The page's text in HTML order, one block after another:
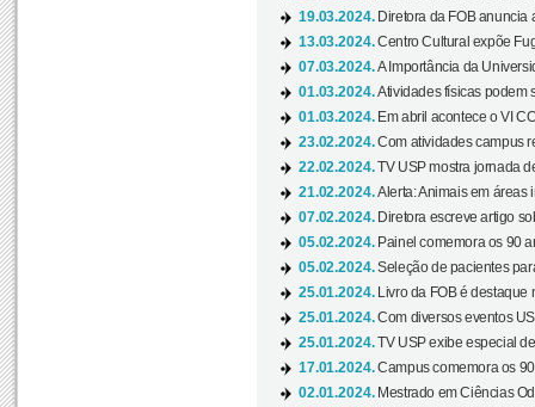
19.03.2024. Diretora da FOB anuncia
13.03.2024.Centro Cultural expõe
07.03.2024.A Importância da
01.03.2024.Atividades físicas podem
01.03.2024. Em abril acontece o VI
23.02.2024.Com atividades campus
22.02.2024.TV USP mostra jornada
21.02.2024.Alerta: Animais em áreas
07.02.2024. Diretora escreve artigo
05.02.2024. Painel comemora os 90
05.02.2024.Seleção de pacientes
25.01.2024.
Livro da FOB é destaque
25.01.2024.Com diversos eventos
25.01.2024.TV USP exibe especial
17.01.2024.Campus comemora os
02.01.2024. Mestrado em Ciências